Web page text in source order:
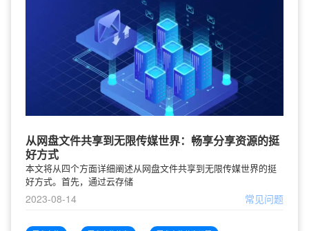
从网盘文件共享到无限传媒世界：畅享分享资源的挺
好方式
本文将从四个方面详细阐述从网盘文件共享到无限传媒世界的挺
好方式。首先，通过云存储
2023-08-14 常见问题